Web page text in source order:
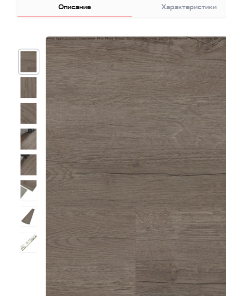
Описание Характеристики